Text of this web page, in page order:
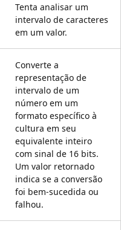
Tenta analisar um
intervalo de caracteres
em um valor.
Converte a
representação de
intervalo de um
número em um
formato específico à
cultura em seu
equivalente inteiro
com sinal de 16 bits.
Um valor retornado
indica se a conversão
foi bem-sucedida ou
falhou.